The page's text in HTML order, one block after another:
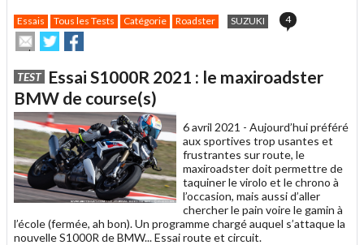
Essais Tous les Tests Catégorie Roadster SUZUKI 4
Envoyer
cet
à
un
ami
Partager
sur
sur
TEST Essai S1000R 2021 : le maxiroadster
BMW de course(s)
6 avril 2021 - Aujourd’hui préféré
aux sportives trop usantes et
frustrantes sur route, le
maxiroadster doit permettre de
taquiner le virolo et le chrono à
l’occasion, mais aussi d’aller
chercher le pain voire le gamin à
l’école (fermée, ah bon). Un programme chargé auquel s’attaque la
nouvelle S1000R de BMW... Essai route et circuit.